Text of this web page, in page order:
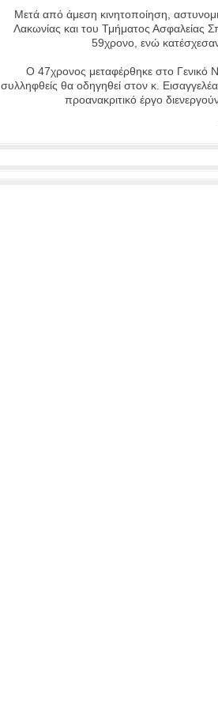
Μετά από άμεση κινητοποίηση,
Λακωνίας και του Τμήματος Ασφαλείας
59χρονο, ενώ
Ο 47χρονος μεταφέρθηκε στο Γενικό
συλληφθείς θα οδηγηθεί στον κ.
προανακριτικό έργο